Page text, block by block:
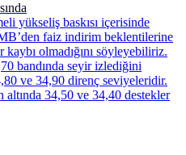
yükseliş baskısı içerisinde
faiz indirim beklentilerine
olmadığını söyleyebiliriz.
bandında seyir izlediğini
ve 34,90 direnç seviyeleridir.
altında 34,50 ve 34,40 destekler